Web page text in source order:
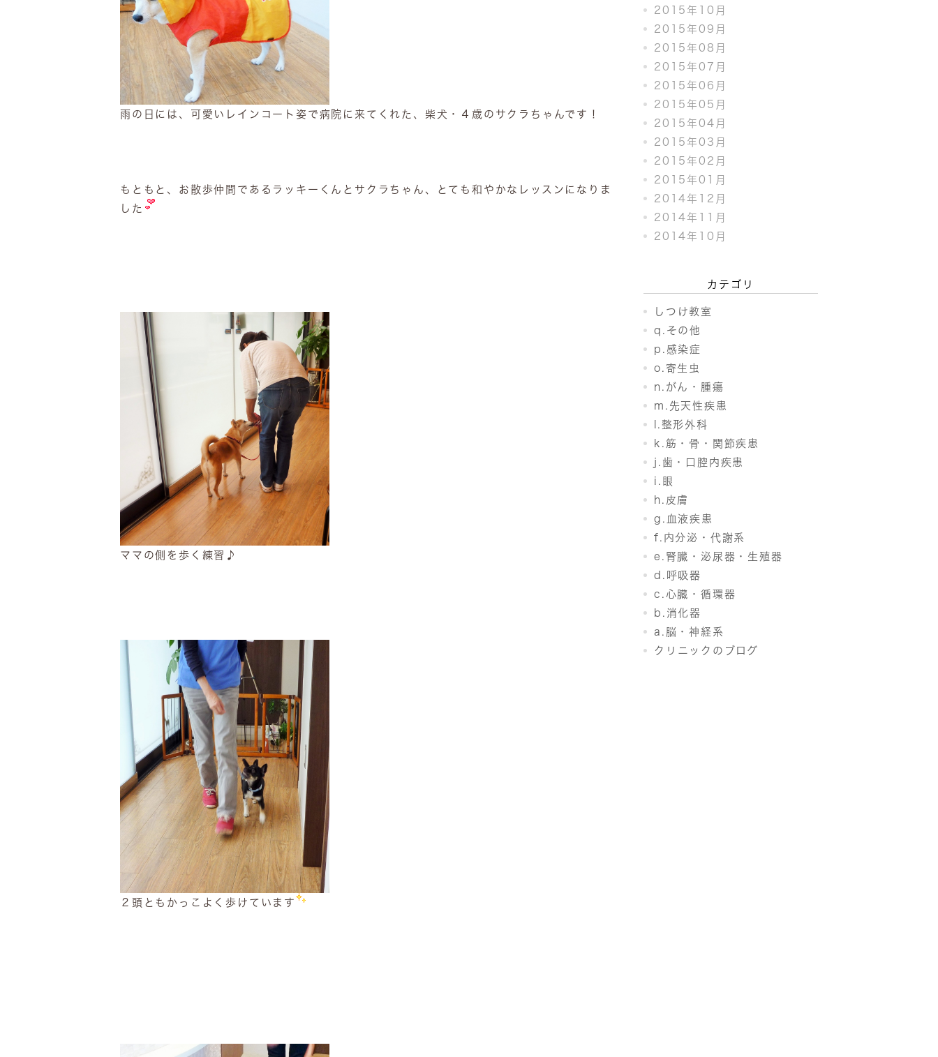
雨の日には、可愛いレインコート姿で病院に来てくれた、柴犬・４歳のサクラちゃんです！
もともと、お散歩仲間であるラッキーくんとサクラちゃん、とても和やかなレッスンになりま
した
ママの側を歩く練習♪
２頭ともかっこよく歩けています
2015年10月
2015年09月
2015年08月
2015年07月
2015年06月
2015年05月
2015年04月
2015年03月
2015年02月
2015年01月
2014年12月
2014年11月
2014年10月
カテゴリ
しつけ教室
q.その他
p.感染症
o.寄生虫
n.がん・腫瘍
m.先天性疾患
l.整形外科
k.筋・骨・関節疾患
j.歯・口腔内疾患
i.眼
h.皮膚
g.血液疾患
f.内分泌・代謝系
e.腎臓・泌尿器・生殖器
d.呼吸器
c.心臓・循環器
b.消化器
a.脳・神経系
クリニックのブログ